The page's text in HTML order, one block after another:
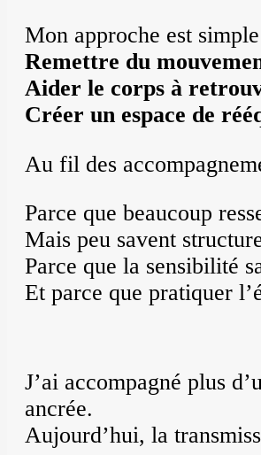
Mon approche est
Remettre du
Aider le corps à
Créer un espace de
Au fil des
Parce que beaucoup
Mais peu savent
Parce que la sensibilité
Et parce que pratiquer
J’ai accompagné plus
ancrée.
Aujourd’hui, la